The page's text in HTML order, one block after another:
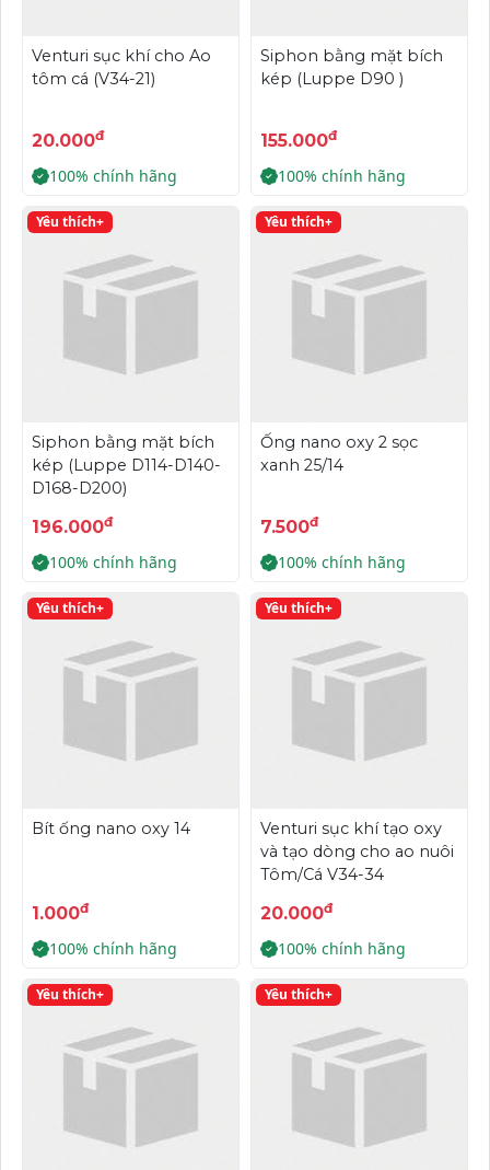
Venturi sục khí cho Ao
tôm cá (V34-21)
20.000đ
100% chính hãng
Siphon bằng mặt bích
kép (Luppe D90 )
155.000đ
100% chính hãng
Yêu thích+
Siphon bằng mặt bích
kép (Luppe D114-D140-
D168-D200)
196.000đ
100% chính hãng
Yêu thích+
Ống nano oxy 2 sọc
xanh 25/14
7.500đ
100% chính hãng
Yêu thích+
Bít ống nano oxy 14
1.000đ
100% chính hãng
Yêu thích+
Venturi sục khí tạo oxy
và tạo dòng cho ao nuôi
Tôm/Cá V34-34
20.000đ
100% chính hãng
Yêu thích+ Yêu thích+